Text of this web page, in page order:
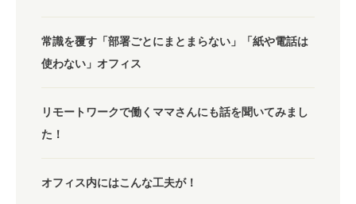
常識を覆す「部署ごとにまとまらない」「紙や電話は
使わない」オフィス
リモートワークで働くママさんにも話を聞いてみまし
た！
オフィス内にはこんな工夫が！